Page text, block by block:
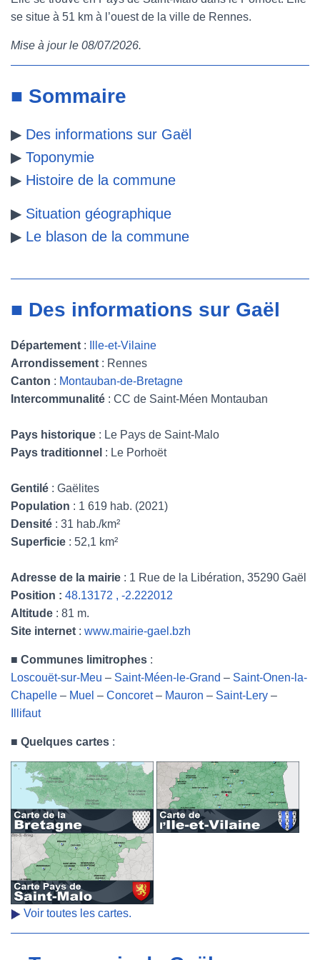
e
b
o
k
t
t
r
t
e
e
s
b
se situe à 51 km à l’ouest de la ville de Rennes.
Mise à jour le 08/07/2026.
■ Sommaire
▶ Des informations sur Gaël
▶ Toponymie
▶ Histoire de la commune
▶ Situation géographique
▶ Le blason de la commune
■ Des informations sur Gaël
Département :
Ille-et-Vilaine
Arrondissement : Rennes
Canton : Montauban-de-Bretagne
Intercommunalité : CC de Saint-Méen Montauban
Pays historique : Le Pays de Saint-Malo
Pays traditionnel : Le Porhoët
Gentilé : Gaëlites
Population : 1 619 hab. (2021)
Densité : 31 hab./km²
Superficie : 52,1 km²
Adresse de la mairie : 1 Rue de la Libération, 35290 Gaël
Position : 48.13172 , -2.222012
Altitude : 81 m.
Site internet : www.mairie-gael.bzh
■ Communes limitrophes :
Loscouët-sur-Meu – Saint-Méen-le-Grand – Saint-Onen-la-
Chapelle – Muel – Concoret– Mauron – Saint-Lery –
Illifaut
■ Quelques cartes :
Voir toutes les cartes.